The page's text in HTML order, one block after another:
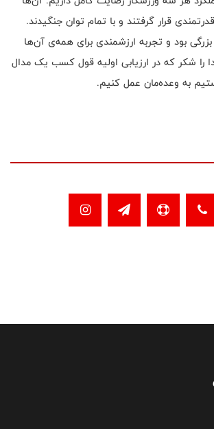
قرار گرفتند و با تمام توان جنگیدند.
بود و تجربه ارزشمندی برای همه‌ی آن‌ها
شکر که در ارزیابی اولیه قول کسب یک مدال
به وعده‌مان عمل کنیم.